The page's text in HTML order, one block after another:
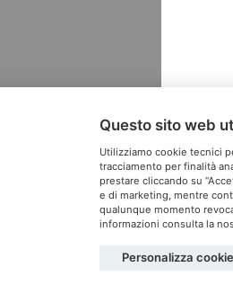
Tel.
Questo sito web
Utilizziamo cookie tecnici
tracciamento per finalità
prestare cliccando su
e di marketing, mentre
qualunque momento
informazioni consulta la
Personalizza cookie